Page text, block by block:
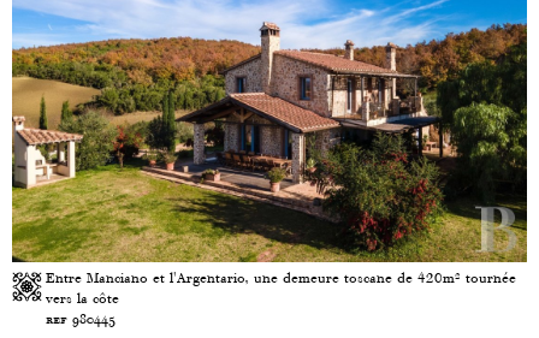
Entre Manciano et l'Argentario, une demeure toscane de 420m² tournée
vers la côte
ref 980445